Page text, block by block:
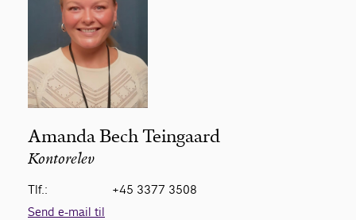
Amanda Bech Teingaard
Kontorelev
Tlf.:
+45 3377 3508
Send e-mail til